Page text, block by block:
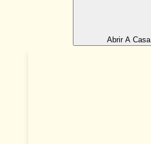
Abrir A Casa